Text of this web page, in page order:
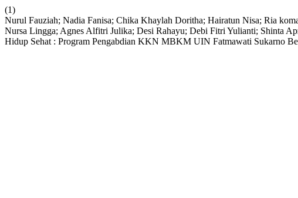
(1)
Nurul Fauziah; Nadia Fanisa; Chika Khaylah Doritha; Hairatun Nisa; Ria
Nursa Lingga; Agnes Alfitri Julika; Desi Rahayu; Debi Fitri Yulianti; Shinta
Hidup Sehat : Program Pengabdian KKN MBKM UIN Fatmawati Sukarno